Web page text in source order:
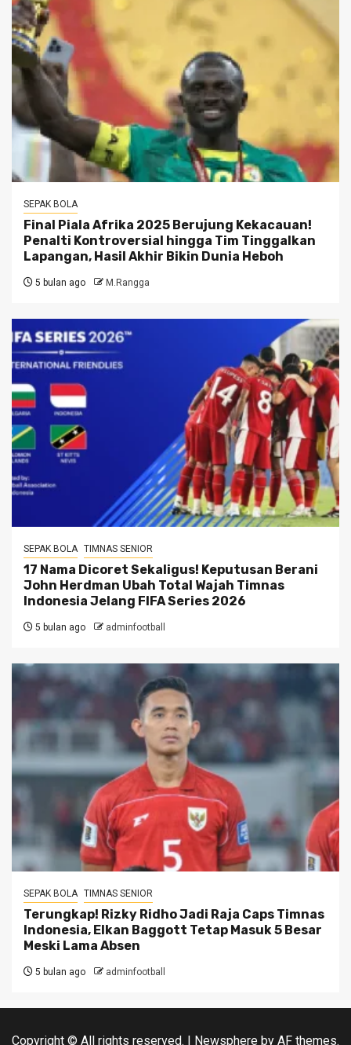
SEPAK BOLA
Final Piala Afrika 2025 Berujung Kekacauan!
Penalti Kontroversial hingga Tim Tinggalkan
Lapangan, Hasil Akhir Bikin Dunia Heboh
5 bulan ago M.Rangga
SEPAK BOLA TIMNAS SENIOR
17 Nama Dicoret Sekaligus! Keputusan Berani
John Herdman Ubah Total Wajah Timnas
Indonesia Jelang FIFA Series 2026
5 bulan ago adminfootball
SEPAK BOLA TIMNAS SENIOR
Terungkap! Rizky Ridho Jadi Raja Caps Timnas
Indonesia, Elkan Baggott Tetap Masuk 5 Besar
Meski Lama Absen
5 bulan ago adminfootball
Copyright © All rights reserved. | Newsphere by AF themes.